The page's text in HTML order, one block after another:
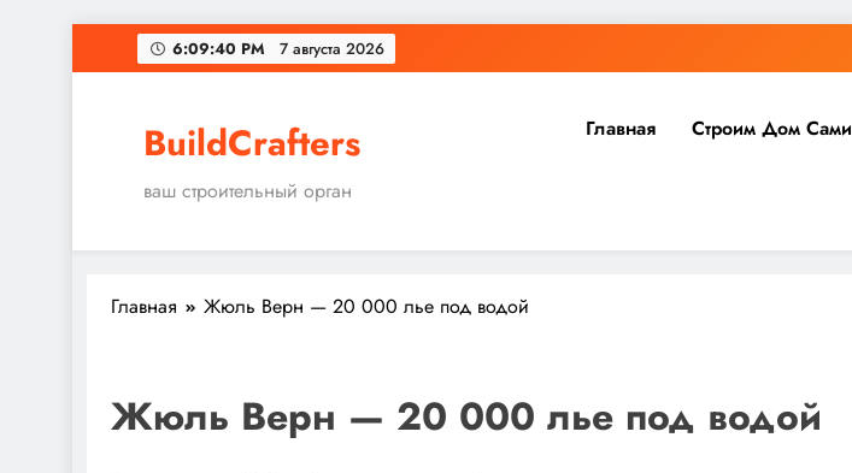
Перейти
к
6:09:41 PM 7 августа 2026
BuildCrafters
ваш строительный орган
Главная Строим Дом Сами
Главная Жюль Верн — 20 000 лье под водой
Жюль Верн — 20 000 лье под водой